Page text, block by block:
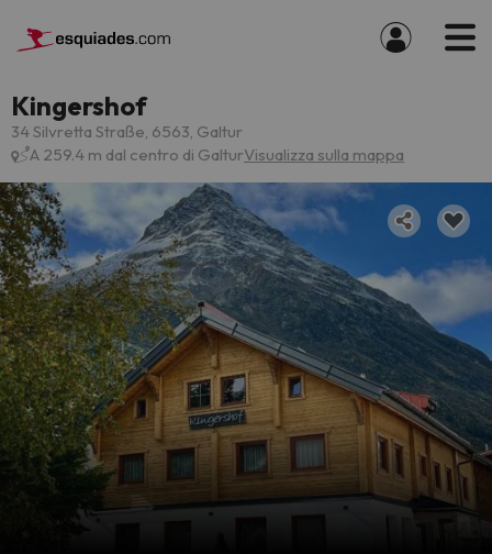
Kingershof
34 Silvretta Straße, 6563, Galtur
A 259.4 m dal centro di GalturVisualizza sulla mappa